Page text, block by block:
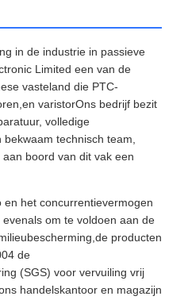
in de industrie in passieve
Limited een van de
vasteland die PTC-
varistorOns bedrijf bezit
volledige
technisch team,
boord van dit vak een
het concurrentievermogen
om te voldoen aan de
producten
de
(SGS) voor vervuiling vrij
handelskantoor en magazijn